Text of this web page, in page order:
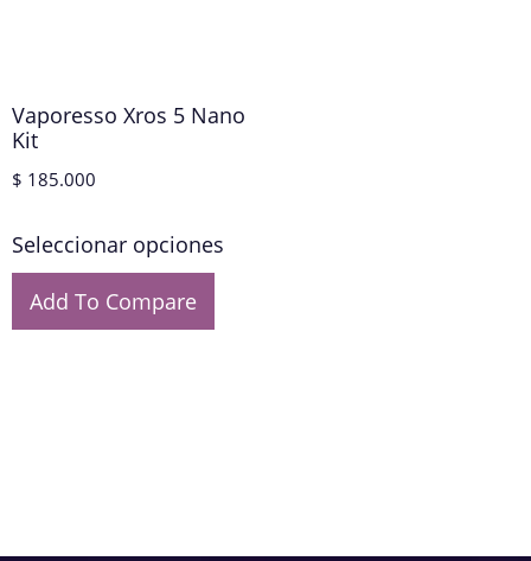
Vaporesso Xros 5 Nano
Kit
$ 185.000
Seleccionar opciones
Add To Compare